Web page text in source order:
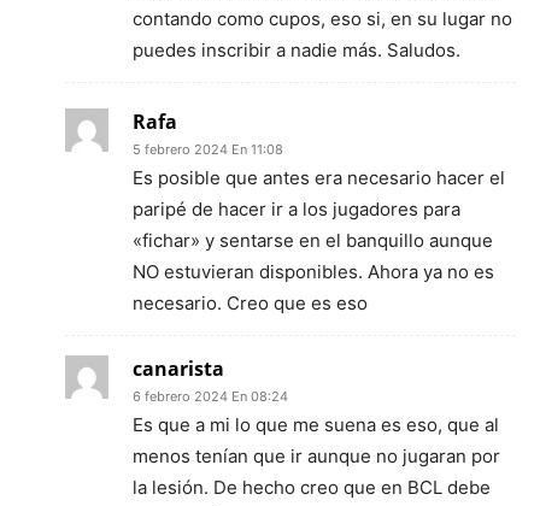
contando como cupos, eso si, en su lugar no
puedes inscribir a nadie más. Saludos.
Rafa
5 febrero 2024 En 11:08
Es posible que antes era necesario hacer el
paripé de hacer ir a los jugadores para
«fichar» y sentarse en el banquillo aunque
NO estuvieran disponibles. Ahora ya no es
necesario. Creo que es eso
canarista
6 febrero 2024 En 08:24
Es que a mi lo que me suena es eso, que al
menos tenían que ir aunque no jugaran por
la lesión. De hecho creo que en BCL debe